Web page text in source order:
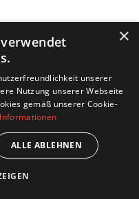
Preise
das Tor? Dann
Händleren
×
unserer
Nutzung unserer Webseite
gemäß unserer Cookie-
ALLE ABLEHNEN